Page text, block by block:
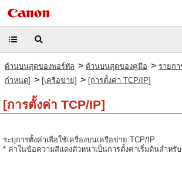
ด้านบนสุดของพอร์ทัล > ด้านบนสุดของคู่มือ > รายกา
กำหนด] > [เครือข่าย] > [การตั้งค่า TCP/IP]
[การตั้งค่า TCP/IP]
ระบุการตั้งค่าเพื่อใช้เครื่องบนเครือข่าย TCP/IP
* ค่าในข้อความสีแดงตัวหนาเป็นการตั้งค่าเริ่มต้นสำหรั